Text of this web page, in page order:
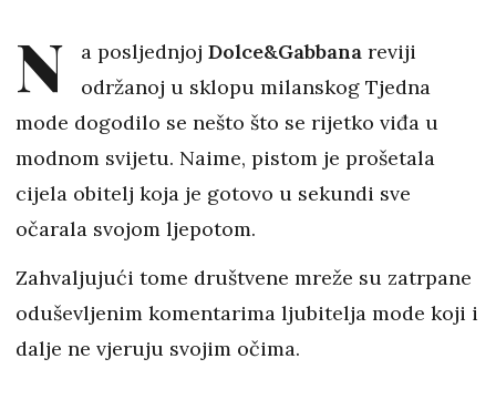
N a posljednjoj Dolce&Gabbana reviji
održanoj u sklopu milanskog Tjedna
mode dogodilo se nešto što se rijetko viđa u
modnom svijetu. Naime, pistom je prošetala
cijela obitelj koja je gotovo u sekundi sve
očarala svojom ljepotom.
Zahvaljujući tome društvene mreže su zatrpane
oduševljenim komentarima ljubitelja mode koji i
dalje ne vjeruju svojim očima.